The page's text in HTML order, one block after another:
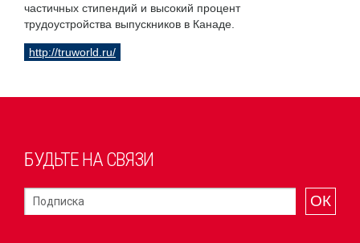
частичных стипендий и высокий процент
трудоустройства выпускников в Канаде.
http://truworld.ru/
БУДЬТЕ НА СВЯЗИ
ОК